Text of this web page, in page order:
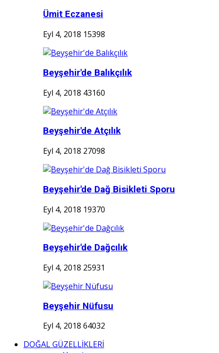
Ümit Eczanesi
Eyl 4, 2018 15398
Beyşehir'de Balıkçılık
Eyl 4, 2018 43160
Beyşehir'de Atçılık
Eyl 4, 2018 27098
Beyşehir'de Dağ Bisikleti Sporu
Eyl 4, 2018 19370
Beyşehir'de Dağcılık
Eyl 4, 2018 25931
Beyşehir Nüfusu
Eyl 4, 2018 64032
DOĞAL GÜZELLİKLERİ